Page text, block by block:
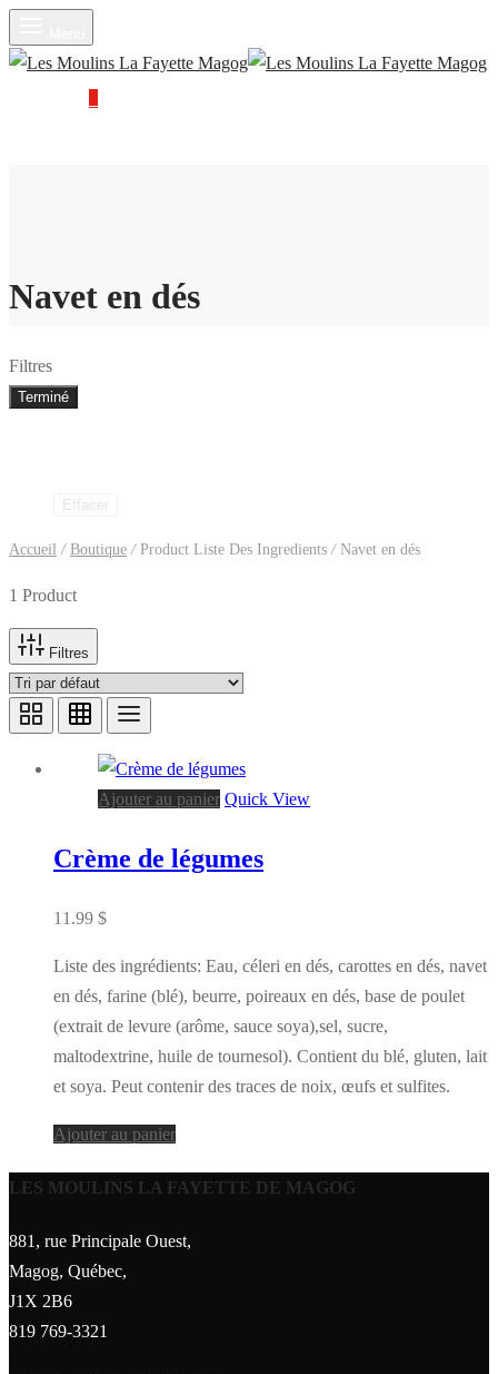
Navet en dés
Filtres
Terminé
Accueil / Boutique /Product Liste Des Ingredients /Navet en dés
1 Product
Filtres
Ajouter au panier Quick View
Crème de légumes
11.99 $
Liste des ingrédients: Eau, céleri en dés, carottes en dés, navet
en dés, farine (blé), beurre, poireaux en dés, base de poulet
(extrait de levure (arôme, sauce soya),sel, sucre,
maltodextrine, huile de tournesol). Contient du blé, gluten, lait
et soya. Peut contenir des traces de noix, œufs et sulfites.
Ajouter au panier
LES MOULINS LA FAYETTE DE MAGOG
881, rue Principale Ouest,
Magog, Québec,
J1X 2B6
819 769-3321